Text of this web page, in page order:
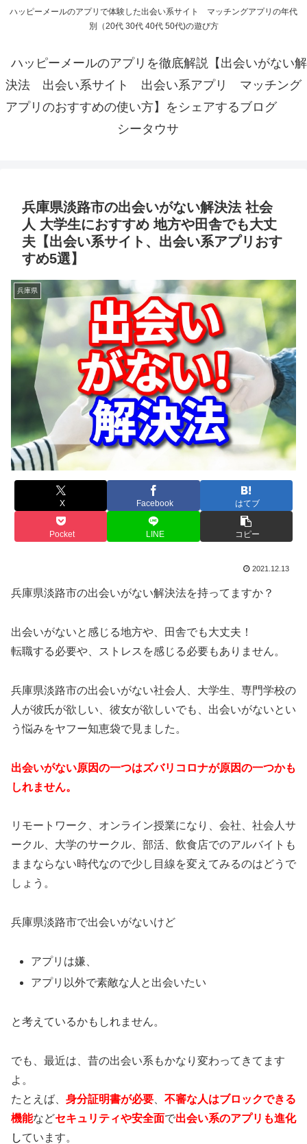
ハッピーメールのアプリで体験した出会い系サイト マッチングアプリの年代
別（20代 30代 40代 50代)の遊び方
ハッピーメールのアプリを徹底解説【出会いがない解
決法 出会い系サイト 出会い系アプリ マッチング
アプリのおすすめの使い方】をシェアするブログ
シータウサ
兵庫県淡路市の出会いがない解決法 社会
人 大学生におすすめ 地方や田舎でも大丈
夫【出会い系サイト、出会い系アプリおす
すめ5選】
兵庫県
X Facebook はてブ
Pocket LINE コピー
2021.12.13
兵庫県淡路市の出会いがない解決法を持ってますか？
出会いがないと感じる地方や、田舎でも大丈夫！
転職する必要や、ストレスを感じる必要もありません。
兵庫県淡路市の出会いがない社会人、大学生、専門学校の
人が彼氏が欲しい、彼女が欲しいでも、出会いがないとい
う悩みをヤフー知恵袋で見ました。
出会いがない原因の一つはズバリコロナが原因の一つかも
しれません。
リモートワーク、オンライン授業になり、会社、社会人サ
ークル、大学のサークル、部活、飲食店でのアルバイトも
ままならない時代なので少し目線を変えてみるのはどうで
しょう。
兵庫県淡路市で出会いがないけど
アプリは嫌、
アプリ以外で素敵な人と出会いたい
と考えているかもしれません。
でも、最近は、昔の出会い系もかなり変わってきてます
よ。
たとえば、 身分証明書が必要
不審な人はブロックできる
機能などセキュリティや安全面で出会い系のアプリも進化
しています。